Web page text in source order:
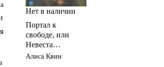
Нет в наличии
Портал к
свободе, или
Невеста
огненного мага
Алиса Квин